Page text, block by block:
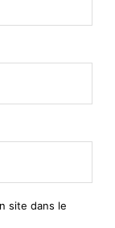
site dans le